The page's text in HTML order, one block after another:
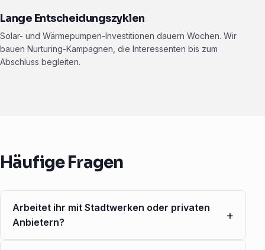
Lange Entscheidungszyklen
Solar- und Wärmepumpen-Investitionen dauern Wochen. Wir
bauen Nurturing-Kampagnen, die Interessenten bis zum
Abschluss begleiten.
Häufige Fragen
Arbeitet ihr mit Stadtwerken oder privaten
Anbietern?
+